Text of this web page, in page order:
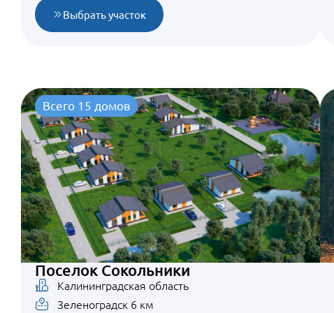
Выбрать участок
Всего 15 домов
Поселок Сокольники
Калининградская область
Зеленоградск 6 км